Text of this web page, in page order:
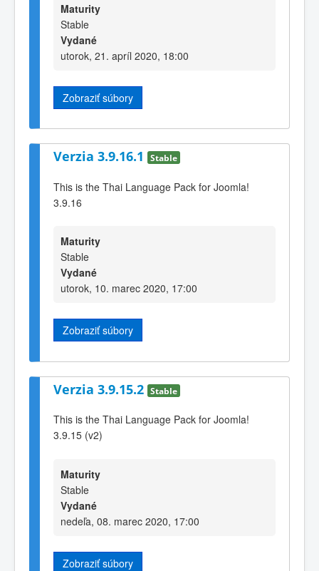
Maturity
Stable
Vydané
utorok, 21. apríl 2020, 18:00
Zobraziť súbory
Verzia 3.9.16.1 Stable
This is the Thai Language Pack for Joomla!
3.9.16
Maturity
Stable
Vydané
utorok, 10. marec 2020, 17:00
Zobraziť súbory
Verzia 3.9.15.2 Stable
This is the Thai Language Pack for Joomla!
3.9.15 (v2)
Maturity
Stable
Vydané
nedeľa, 08. marec 2020, 17:00
Zobraziť súbory